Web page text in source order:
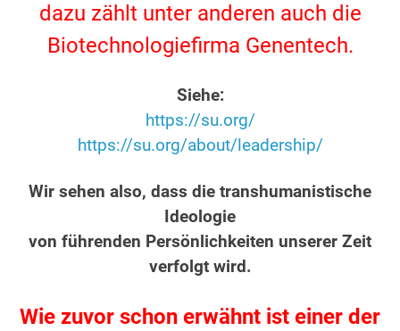
dazu zählt unter anderen auch die
Biotechnologiefirma Genentech.
Siehe:
https://su.org/
https://su.org/about/leadership/
Wir sehen also, dass die transhumanistische
Ideologie
von führenden Persönlichkeiten unserer Zeit
verfolgt wird.
Wie zuvor schon erwähnt ist einer der